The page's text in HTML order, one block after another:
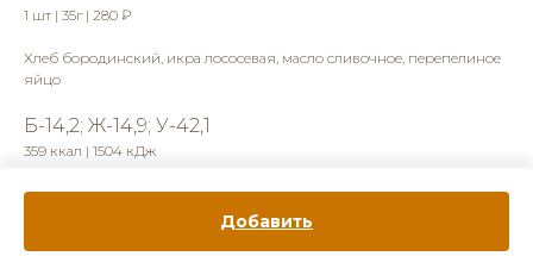
Добавить
1 шт | 35г | 280 ₽
Хлеб бородинский, икра лососевая, масло сливочное, перепелиное
яйцо
Б-14,2; Ж-14,9; У-42,1
359 ккал | 1504 кДж